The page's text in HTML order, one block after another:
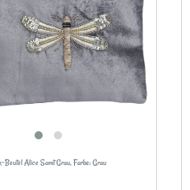
Beutel Alice Samt Grau, Farbe: Grau